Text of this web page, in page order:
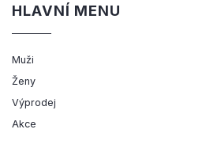
HLAVNÍ MENU
Muži
Ženy
Výprodej
Akce